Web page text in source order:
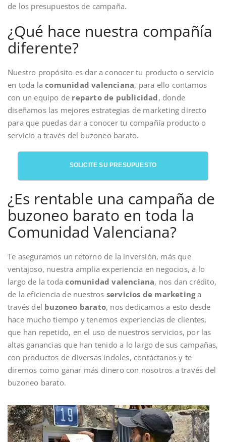
de los presupuestos de campaña.
¿Qué hace nuestra compañía
diferente?
Nuestro propósito es dar a conocer tu producto o servicio
en toda lacomunidad valenciana, para ello contamos
con un equipo de reparto de publicidad, donde
diseñamos las mejores estrategias de marketing directo
para que puedas dar a conocer tu compañía producto o
servicio a través del buzoneo barato.
SOLICITE SU PRESUPUESTO
¿Es rentable una campaña de
buzoneo barato en toda la
Comunidad Valenciana?
Te aseguramos un retorno de la inversión, más que
ventajoso, nuestra amplia experiencia en negocios, a lo
largo de la todacomunidad valenciana, nos dan crédito,
de la eficiencia de nuestros servicios de marketinga
través del buzoneo barato, nos dedicamos a esto desde
hace mucho tiempo y tenemos experiencias de clientes,
que han repetido, en el uso de nuestros servicios, por las
altas ganancias que han tenido a lo largo de sus campañas,
con productos de diversas índoles, contáctanos y te
diremos como ganar más dinero con nosotros a través del
buzoneo barato.